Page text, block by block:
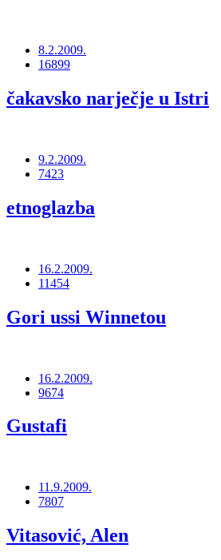
8.2.2009.
16899
čakavsko narječje u Istri
9.2.2009.
7423
etnoglazba
16.2.2009.
11454
Gori ussi Winnetou
16.2.2009.
9674
Gustafi
11.9.2009.
7807
Vitasović, Alen